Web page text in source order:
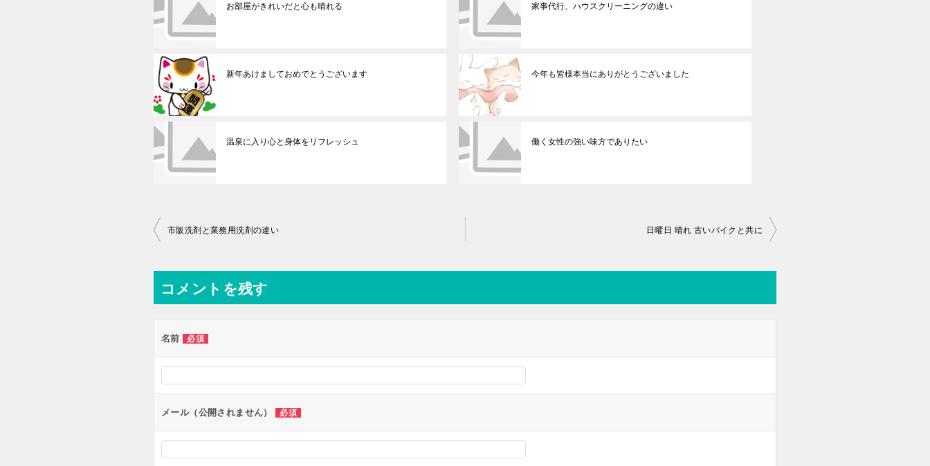
お部屋がきれいだと心も晴れる 家事代行、ハウスクリーニングの違い
新年あけましておめでとうございます 今年も皆様本当にありがとうございました
温泉に入り心と身体をリフレッシュ 働く女性の強い味方でありたい
投
ナ
ビ
ー
ョ
ン
市販洗剤と業務用洗剤の違い 日曜日 晴れ 古いバイクと共に
コメントを残す
名前 必須
メール（公開されません） 必須